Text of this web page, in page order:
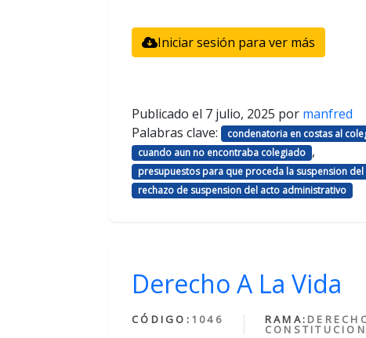
Iniciar sesión para ver más
Publicado el 7 julio, 2025 por manfred
Palabras clave:
condenatoria en costas al
cuando aun no encontraba colegiado ,
presupuestos para que proceda la suspension
rechazo de suspension del acto administrativo
Derecho A La Vida
CÓDIGO: 1046 RAMA: